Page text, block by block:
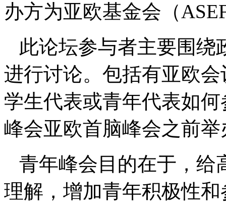
办方为亚欧基金会（
此论坛参与者主要围绕
进行讨论。包括有亚欧
学生代表或青年代表如
峰会亚欧首脑峰会之前
青年峰会目的在于，给
理解，增加青年积极性